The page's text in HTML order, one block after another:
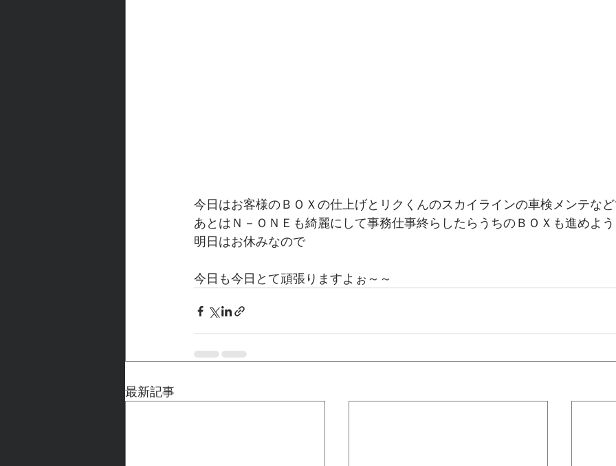
今日はお客様のＢＯＸの仕上げとリクくんのスカイラインの車検メンテな
あとはＮ－ＯＮＥも綺麗にして事務仕事終らしたらうちのＢＯＸも進めよ
明日はお休みなので
今日も今日とて頑張りますよぉ～～
最新記事